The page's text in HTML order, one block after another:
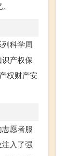
科学周
产权保
权财产安
愿者服
入了强